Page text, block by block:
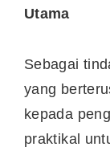
Utama
Sebagai
yang
kepada
praktikal